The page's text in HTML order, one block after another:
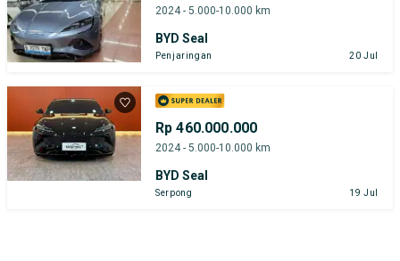
2024 - 5.000-10.000 km
BYD Seal
Penjaringan 20 Jul
Rp 460.000.000
2024 - 5.000-10.000 km
BYD Seal
Serpong 19 Jul